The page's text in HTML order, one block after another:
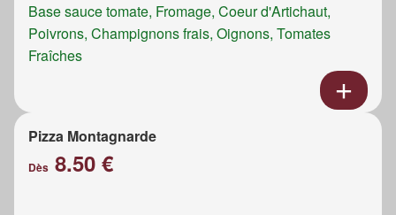
Base sauce tomate, Fromage, Coeur d'Artichaut,
Poivrons, Champignons frais, Oignons, Tomates
Fraîches
Pizza Montagnarde
Dès 8.50 €